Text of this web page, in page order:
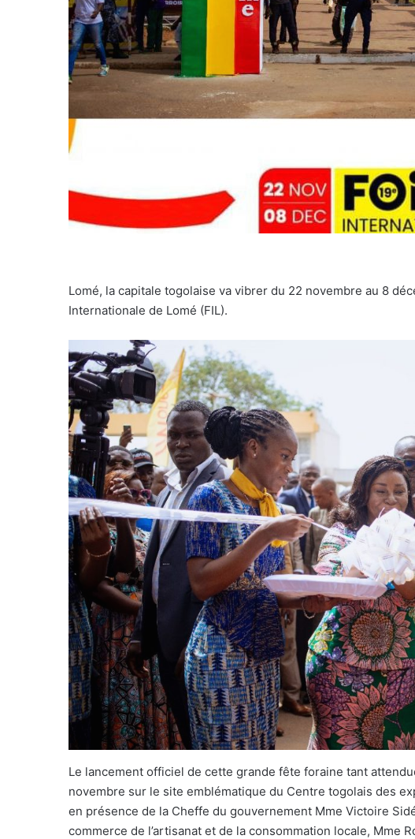
Lomé, la capitale togolaise va vibrer du 22 novembre au 8
Internationale de Lomé (FIL).
Le lancement officiel de cette grande fête foraine tant
novembre sur le site emblématique du Centre togolais des
en présence de la Cheffe du gouvernement Mme Victoire
commerce de l’artisanat et de la consommation locale, Mme